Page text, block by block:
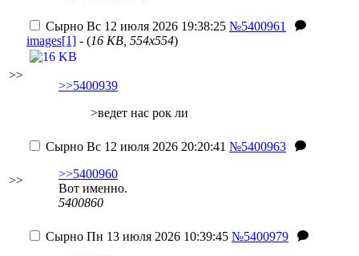
>>
Сырно Вс 12 июля 2026 19:38:25 №5400961
images[1] - (16 KB, 554x554)
>>5400939
>ведет нас рок ли
>>
Сырно Вс 12 июля 2026 20:20:41 №5400963
>>5400960
Вот именно.
5400860
Сырно Пн 13 июля 2026 10:39:45 №5400979